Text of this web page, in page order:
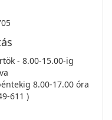
- 8.00-15.00-ig
8.00-17.00 óra
611 )